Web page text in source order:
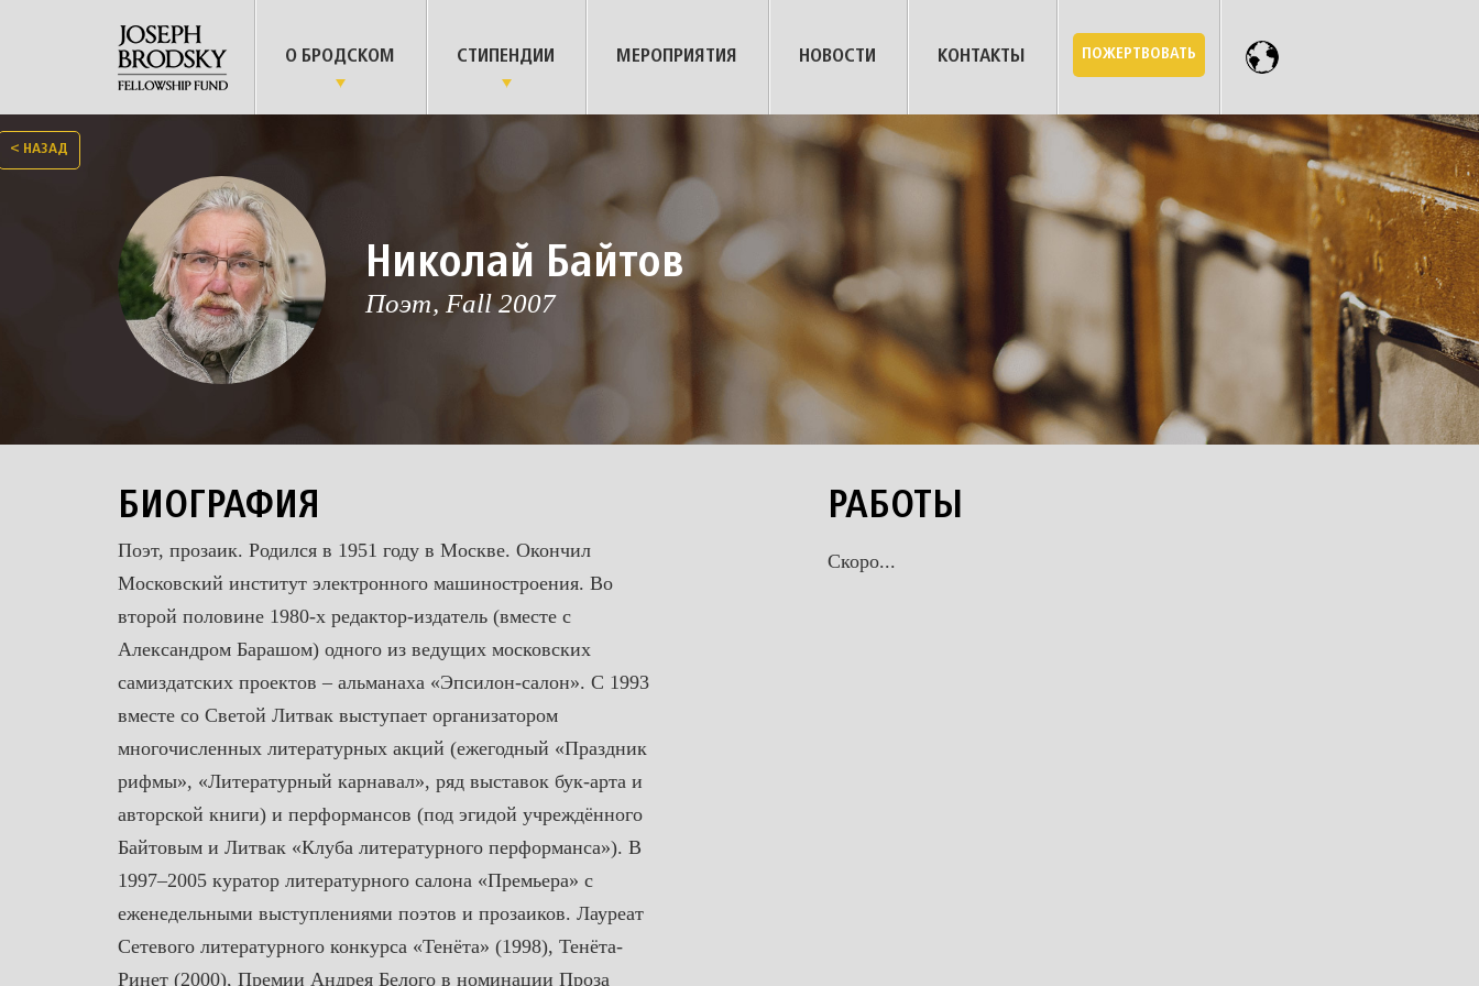
О БРОДСКОМ СТИПЕНДИИ МЕРОПРИЯТИЯ НОВОСТИ КОНТАКТЫ ПОЖЕРТВОВАТЬ
< НАЗАД
Николай Байтов
Поэт, Fall 2007
БИОГРАФИЯ
Поэт, прозаик. Родился в 1951 году в Москве. Окончил
Московский институт электронного машиностроения. Во
второй половине 1980-х редактор-издатель (вместе с
Александром Барашом) одного из ведущих московских
самиздатских проектов – альманаха «Эпсилон-салон». С 1993
вместе со Светой Литвак выступает организатором
многочисленных литературных акций (ежегодный «Праздник
рифмы», «Литературный карнавал», ряд выставок бук-арта и
авторской книги) и перформансов (под эгидой учреждённого
Байтовым и Литвак «Клуба литературного перформанса»). В
1997–2005 куратор литературного салона «Премьера» с
еженедельными выступлениями поэтов и прозаиков. Лауреат
Сетевого литературного конкурса «Тенёта» (1998), Тенёта-
Ринет (2000), Премии Андрея Белого в номинации Проза
РАБОТЫ
Скоро...